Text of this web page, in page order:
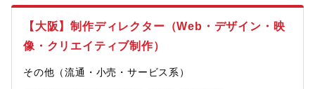
は、上記サービス以外にSIerと協業するプロジェクトも御座いま
す。※２、セキュリティ本部全体での採用募集となります。これ
までのご経験や、志向性を確認させて頂きながら配属を検討して
いきます。■身につくスキル例・セキュリティ課題のリスクアセス
【大阪】制作ディレクター（Web・デザイン・映
像・クリエイティブ制作）
その他（流通・小売・サービス系）